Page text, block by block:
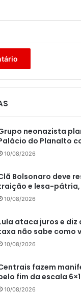
neonazista
do Planalto
10/08/2026
Bolsonaro deve
e lesa-pátria,
10/08/2026
ataca juros e diz
não sabe como
10/08/2026
fazem
fim da escala 6×1
10/08/2026